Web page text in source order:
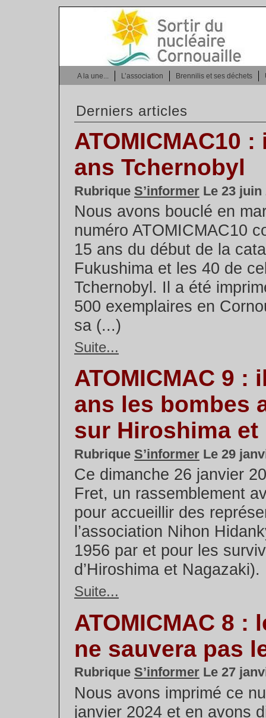
A la une... L’association Brennilis et ses déchets
Derniers articles
ATOMICMAC10 :
ans Tchernobyl
Rubrique S’informer Le 23 juin
Nous avons bouclé en
numéro ATOMICMAC10
15 ans du début de la
Fukushima et les 40 de
Tchernobyl. Il a été
500 exemplaires en
sa (...)
Suite...
ATOMICMAC 9 :
ans les bombes
sur Hiroshima et
Rubrique S’informer Le 29
Ce dimanche 26 janvier
Fret, un rassemblement
pour accueillir des
l’association Nihon
1956 par et pour les
d’Hiroshima et
Suite...
ATOMICMAC 8 :
ne sauvera pas
Rubrique S’informer Le 27
Nous avons imprimé ce
janvier 2024 et en avons